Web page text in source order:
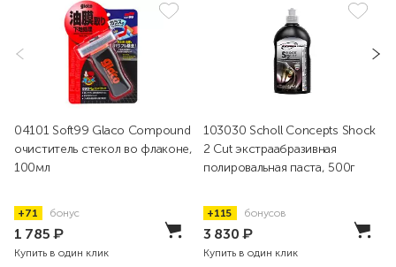
04101 Soft99 Glaco Compound
очиститель стекол во флаконе,
100мл
+71 бонус
1 785₽
Купить в один клик
103030 Scholl Concepts Shock
2 Cut экстраабразивная
полировальная паста, 500г
+115 бонусов
3 830₽
Купить в один клик